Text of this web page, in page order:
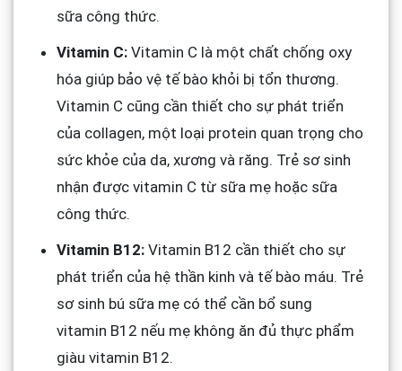
sữa công thức.
Vitamin C:Vitamin C là một chất chống oxy
hóa giúp bảo vệ tế bào khỏi bị tổn thương.
Vitamin C cũng cần thiết cho sự phát triển
của collagen, một loại protein quan trọng cho
sức khỏe của da, xương và răng. Trẻ sơ sinh
nhận được vitamin C từ sữa mẹ hoặc sữa
công thức.
Vitamin B12:Vitamin B12 cần thiết cho sự
phát triển của hệ thần kinh và tế bào máu. Trẻ
sơ sinh bú sữa mẹ có thể cần bổ sung
vitamin B12 nếu mẹ không ăn đủ thực phẩm
giàu vitamin B12.